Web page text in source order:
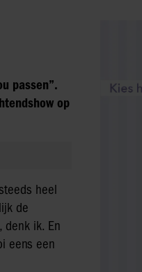
passen”.
op
heel
de
denk ik. En
eens een